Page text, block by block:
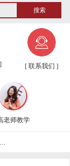
[ 联系我们 ]
老师教学